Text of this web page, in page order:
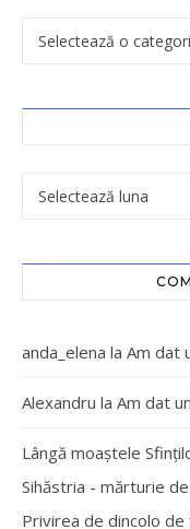
anda_elena la Am dat
Alexandru la Am dat
Lângă moaștele
Sihăstria - mărturie
Privirea de dincolo